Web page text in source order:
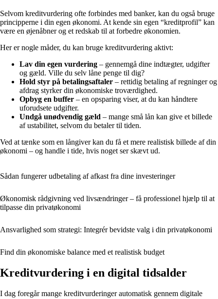
Selvom kreditvurdering ofte forbindes med banker, kan du også bruge
principperne i din egen økonomi. At kende sin egen “kreditprofil” kan
være en øjenåbner og et redskab til at forbedre økonomien.
Her er nogle måder, du kan bruge kreditvurdering aktivt:
Lav din egen vurdering – gennemgå dine indtægter, udgifter
og gæld. Ville du selv låne penge til dig?
Hold styr på betalingsaftaler – rettidig betaling af regninger og
afdrag styrker din økonomiske troværdighed.
Opbyg en buffer – en opsparing viser, at du kan håndtere
uforudsete udgifter.
Undgå unødvendig gæld – mange små lån kan give et billede
af ustabilitet, selvom du betaler til tiden.
Ved at tænke som en långiver kan du få et mere realistisk billede af din
økonomi – og handle i tide, hvis noget ser skævt ud.
Sådan fungerer udbetaling af afkast fra dine investeringer
Økonomisk rådgivning ved livsændringer – få professionel hjælp til at
tilpasse din privatøkonomi
Ansvarlighed som strategi: Integrér bevidste valg i din privatøkonomi
Find din økonomiske balance med et realistisk budget
Kreditvurdering i en digital tidsalder
I dag foregår mange kreditvurderinger automatisk gennem digitale